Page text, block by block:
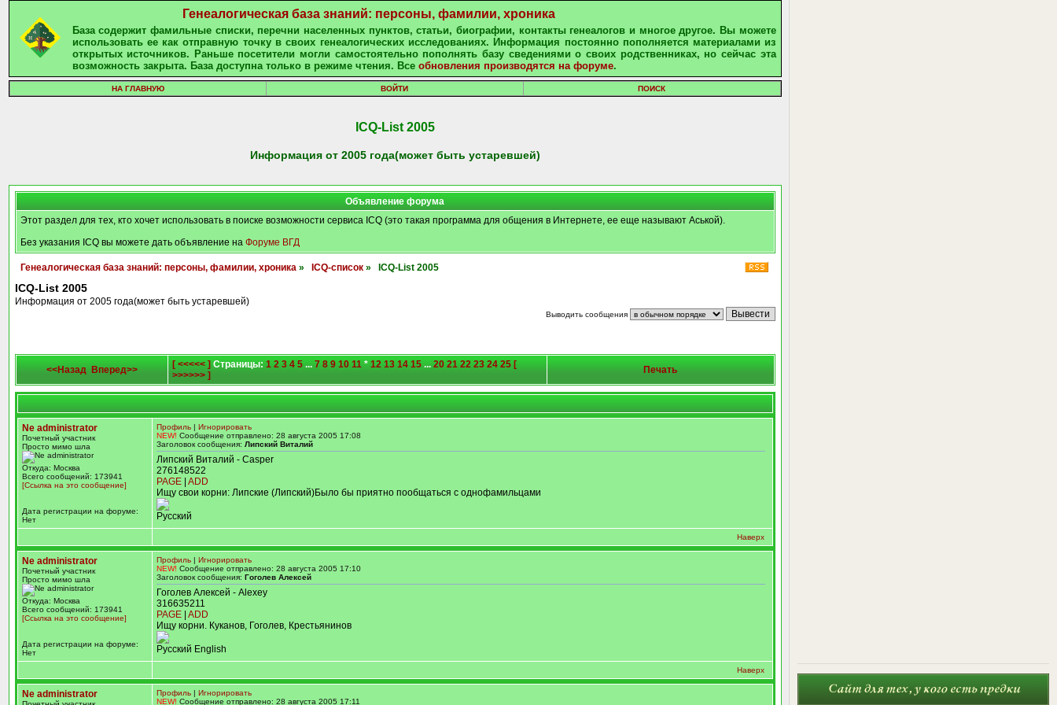
Генеалогическая база знаний: персоны, фамилии, хроника
База содержит фамильные списки, перечни населенных пунктов, статьи, биографии, контакты генеалогов и многое другое. Вы можете
использовать ее как отправную точку в своих генеалогических исследованиях. Информация постоянно пополняется материалами из
открытых источников. Раньше посетители могли самостоятельно пополнять базу сведениями о своих родственниках, но сейчас эта
возможность закрыта. База доступна только в режиме чтения. Все обновления производятся на форуме.
НА ГЛАВНУЮ ВОЙТИ ПОИСК
ICQ-List 2005
Информация от 2005 года(может быть устаревшей)
Объявление форума
Этот раздел для тех, кто хочет использовать в поиске возможности сервиса ICQ (это такая программа для общения в Интернете, ее еще называют Аськой).
Без указания ICQ вы можете дать объявление на Форуме ВГД
Генеалогическая база знаний: персоны, фамилии, хроника» ICQ-список» ICQ-List 2005
ICQ-List 2005
Информация от 2005 года(может быть устаревшей)
Выводить сообщения
<<Назад Вперед>> [ <<<<< ] Страницы: 1 2 3 4 5... 7 8 9 10 11* 12 13 14 15... 20 21 22 23 24 25 [
>>>>>> ]
Печать
Ne administrator
Почетный участник
Просто мимо шла
Откуда: Москва
Всего сообщений: 173941
[Ссылка на это сообщение]
Дата регистрации на форуме:
Нет
Профиль| Игнорировать
NEW! Сообщение отправлено: 28 августа 2005 17:08
Заголовок сообщения: Липский Виталий
Липский Виталий - Casper
276148522
PAGE| ADD
Ищу свои корни: Липские (Липский)Было бы приятно пообщаться с однофамильцами
Русский
Наверх
Ne administrator
Почетный участник
Просто мимо шла
Откуда: Москва
Всего сообщений: 173941
[Ссылка на это сообщение]
Дата регистрации на форуме:
Нет
Профиль| Игнорировать
NEW! Сообщение отправлено: 28 августа 2005 17:10
Заголовок сообщения: Гоголев Алексей
Гоголев Алексей - Alexey
316635211
PAGE| ADD
Ищу корни. Куканов, Гоголев, Крестьянинов
Русский English
Наверх
Ne administrator Профиль| Игнорировать
NEW! Сообщение отправлено: 28 августа 2005 17:11